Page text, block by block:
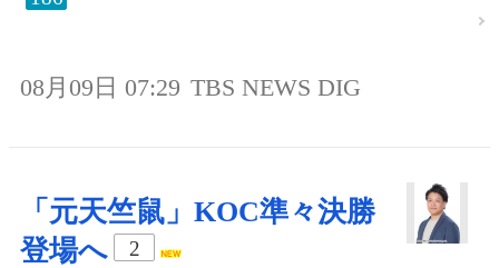
08月09日 07:29 TBS NEWS DIG
「元天竺鼠」KOC準々決勝
登場へ
2